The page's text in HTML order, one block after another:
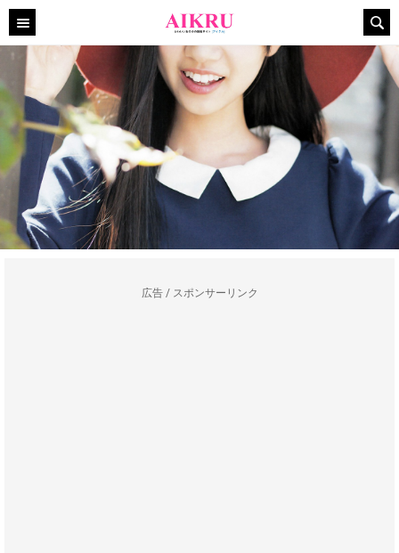
広告 / スポンサーリンク